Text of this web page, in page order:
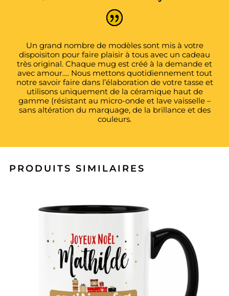
Un grand nombre de modèles sont mis à votre
dispoisiton pour faire plaisir à tous avec un cadeau
très original. Chaque mug est créé à la demande et
avec amour…. Nous mettons quotidiennement tout
notre savoir faire dans l’élaboration de votre tasse et
utilisons uniquement de la céramique haut de
gamme (résistant au micro-onde et lave vaisselle –
sans altération du marquage, de la brillance et des
couleurs.
PRODUITS SIMILAIRES